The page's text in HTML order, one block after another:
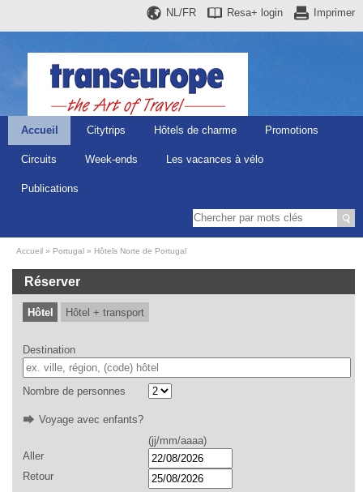
Imprimer
Resa+ login
NL/FR
Accueil Citytrips Hôtels de charme Promotions
Circuits Week-ends Les vacances à vélo
Publications
Accueil Portugal Hôtels Norte de Portugal
Réserver
Hôtel Hôtel + transport
Destination
Nombre de personnes
Voyage avec enfants?
(jj/mm/aaaa)
Aller
Retour